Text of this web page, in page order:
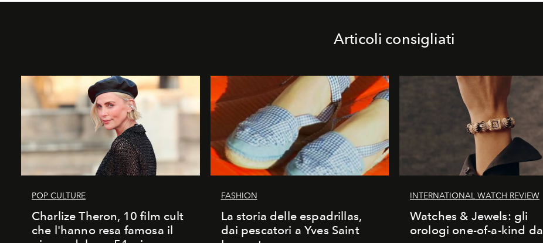
Articoli consigliati
POP CULTURE
Charlize Theron, 10 film cult
che l'hanno resa famosa il
FASHION
La storia delle espadrillas,
dai pescatori a Yves Saint
INTERNATIONAL WATCH REVIEW
Watches & Jewels: gli
orologi one-of-a-kind da